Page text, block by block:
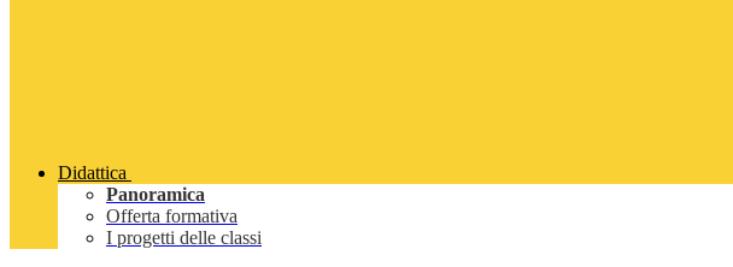
Didattica
Panoramica
Offerta formativa
I progetti delle classi